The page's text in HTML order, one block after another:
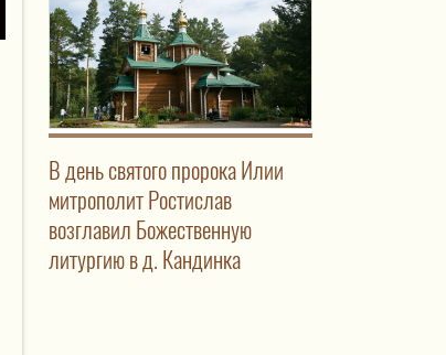
В день святого пророка Илии
митрополит Ростислав
возглавил Божественную
литургию в д. Кандинка